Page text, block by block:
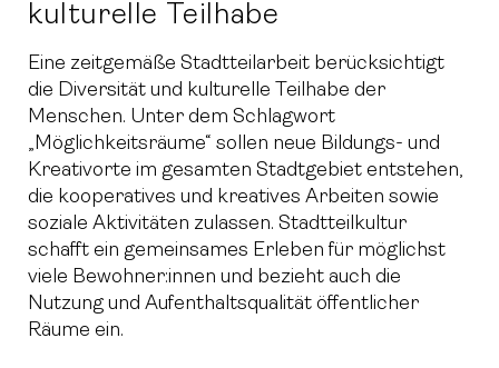
kulturelle Teilhabe
Eine zeitgemäße Stadtteilarbeit berücksichtigt
die Diversität und kulturelle Teilhabe der
Menschen. Unter dem Schlagwort
„Möglichkeitsräume“ sollen neue Bildungs- und
Kreativorte im gesamten Stadtgebiet entstehen,
die kooperatives und kreatives Arbeiten sowie
soziale Aktivitäten zulassen. Stadtteilkultur
schafft ein gemeinsames Erleben für möglichst
viele Bewohner:innen und bezieht auch die
Nutzung und Aufenthaltsqualität öffentlicher
Räume ein.